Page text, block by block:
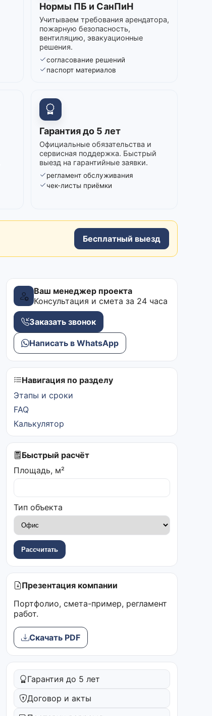
Нормы ПБ и СанПиН
Учитываем требования арендатора,
пожарную безопасность,
вентиляцию, эвакуационные
решения.
согласование решений
паспорт материалов
Гарантия до 5 лет
Официальные обязательства и
сервисная поддержка. Быстрый
выезд на гарантийные заявки.
регламент обслуживания
чек-листы приёмки
Бесплатный выезд
Ваш менеджер проекта
Консультация и смета за 24 часа
Заказать звонок
Написать в WhatsApp
Навигация по разделу
Этапы и сроки
FAQ
Калькулятор
Быстрый расчёт
Площадь, м²
Тип объекта
Рассчитать
Презентация компании
Портфолио, смета-пример, регламент
работ.
Скачать PDF
Гарантия до 5 лет
Договор и акты